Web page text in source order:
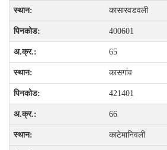
कासारवडवली
400601
65
कासगांव
421401
66
काटेमानिवली